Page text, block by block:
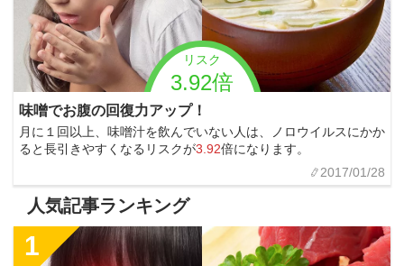
リスク
3.92倍
味噌でお腹の回復力アップ！
月に１回以上、味噌汁を飲んでいない人は、ノロウイルスにかか
ると長引きやすくなるリスクが3.92倍になります。
2017/01/28
人気記事ランキング
1